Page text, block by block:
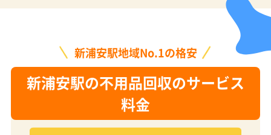
新浦安駅地域No.1の格安
新浦安駅の不用品回収のサービス
料金